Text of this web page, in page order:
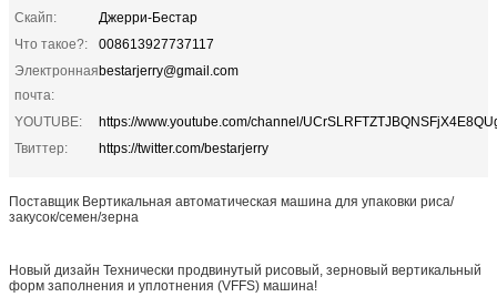
Скайп:
Джерри-Бестар
Что такое?:
008613927737117
Электронная
почта:
bestarjerry@gmail.com
YOUTUBE:
https://www.youtube.com/channel/
Твиттер:
https://twitter.com/bestarjerry
Поставщик Вертикальная автоматическая машина для упаковки риса/
закусок/семен/зерна
Новый дизайн Технически продвинутый рисовый, зерновый вертикальный
форм заполнения и уплотнения (VFFS) машина!